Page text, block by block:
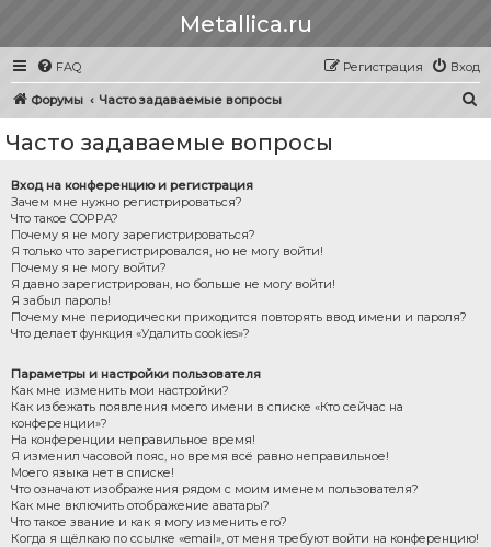
Metallica.ru
FAQ Вход
Регистрация
Форумы Часто задаваемые вопросы
Часто задаваемые вопросы
Вход на конференцию и регистрация
Зачем мне нужно регистрироваться?
Что такое COPPA?
Почему я не могу зарегистрироваться?
Я только что зарегистрировался, но не могу войти!
Почему я не могу войти?
Я давно зарегистрирован, но больше не могу войти!
Я забыл пароль!
Почему мне периодически приходится повторять ввод имени и пароля?
Что делает функция «Удалить cookies»?
Параметры и настройки пользователя
Как мне изменить мои настройки?
Как избежать появления моего имени в списке «Кто сейчас на
конференции»?
На конференции неправильное время!
Я изменил часовой пояс, но время всё равно неправильное!
Моего языка нет в списке!
Что означают изображения рядом с моим именем пользователя?
Как мне включить отображение аватары?
Что такое звание и как я могу изменить его?
Когда я щёлкаю по ссылке «email», от меня требуют войти на конференцию!